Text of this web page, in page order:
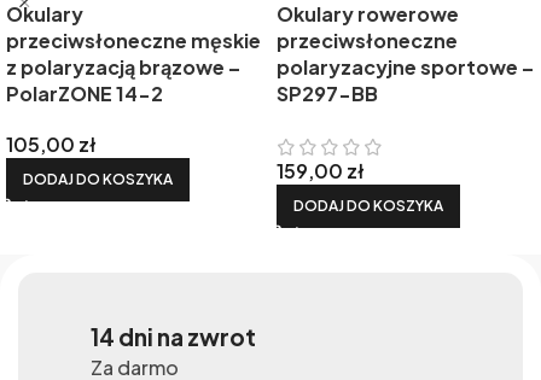
Okulary
przeciwsłoneczne męskie
z polaryzacją brązowe –
PolarZONE 14-2
105,00 zł
DODAJ DO KOSZYKA
Okulary rowerowe
przeciwsłoneczne
polaryzacyjne sportowe –
SP297-BB
159,00 zł
DODAJ DO KOSZYKA
14 dni na zwrot
Za darmo